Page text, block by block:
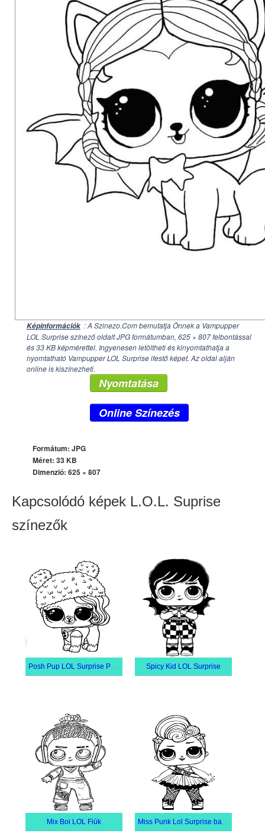
Képinformációk : A Szinezo.Com bemutatja Önnek a Vampupper
LOL Surprise színező oldalt JPG formátumban, 625 × 807felbontással
és 33 KB képmérettel. Ingyenesen letöltheti és kinyomtathatja a
nyomtatható Vampupper LOL Surprise ifestő képet. Az oldal alján
online is kiszínezheti.
Nyomtatása
Online Színezés
Formátum: JPG
Méret: 33 KB
Dimenzió: 625 × 807
Kapcsolódó képek L.O.L. Suprise
színezők
Posh Pup LOL Surprise Pets Spicy Kid LOL Surprise
Mix Boi LOL Fiúk Miss Punk Lol Surprise baba